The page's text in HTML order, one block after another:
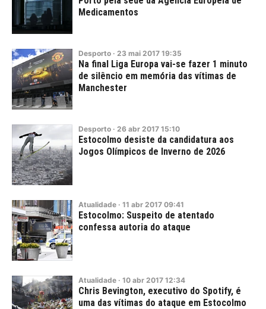
Medicamentos
Desporto · 23 mai 2017 19:35
Na final Liga Europa vai-se fazer 1 minuto
de silêncio em memória das vítimas de
Manchester
Desporto · 26 abr 2017 15:10
Estocolmo desiste da candidatura aos
Jogos Olímpicos de Inverno de 2026
Atualidade · 11 abr 2017 09:41
Estocolmo: Suspeito de atentado
confessa autoria do ataque
Atualidade · 10 abr 2017 12:34
Chris Bevington, executivo do Spotify, é
uma das vítimas do ataque em Estocolmo